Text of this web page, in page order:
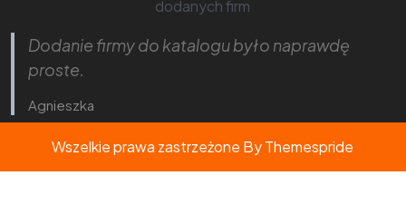
dodanych firm
Dodanie firmy do katalogu było naprawdę
proste.
Agnieszka
Wszelkie prawa zastrzeżone By Themespride